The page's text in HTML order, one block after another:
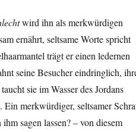
wird ihn als merkwürdigen
ernährt, seltsame Worte spricht
trägt er einen ledernen
seine Besucher eindringlich,
sie im Wasser des Jordans
merkwürdiger, seltsamer
sagen lassen? – von diesem